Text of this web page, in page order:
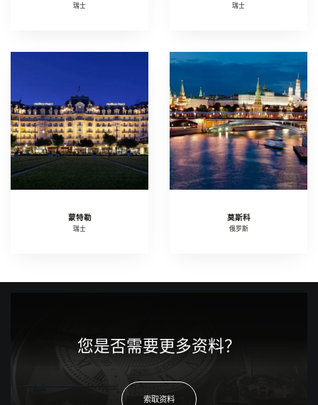
瑞士 瑞士
蒙特勒
瑞士
莫斯科
俄罗斯
您是否需要更多资料？
索取资料